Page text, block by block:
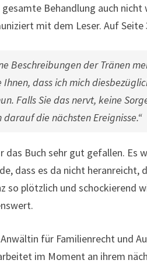
Behandlung auch
mit dem Leser. Auf Seite
Beschreibungen der Tränen
Ihnen, dass ich mich
Falls Sie das nervt, keine
die nächsten Ereignisse.“
das Buch sehr gut gefallen. Es
dass es da nicht heranreicht,
so plötzlich und schockierend
für Familienrecht und
im Moment an ihrem